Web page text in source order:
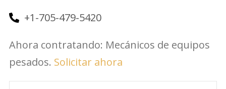
+1-705-479-5420
Ahora contratando: Mecánicos de equipos
pesados. Solicitar ahora